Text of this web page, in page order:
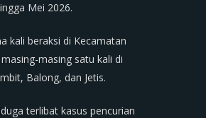
Mei 2026.
kali beraksi di Kecamatan
masing satu kali di
Balong, dan Jetis.
terlibat kasus pencurian